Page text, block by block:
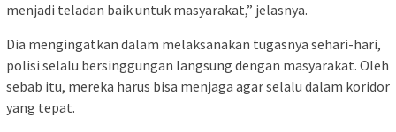
menjadi teladan baik untuk masyarakat,” jelasnya.
Dia mengingatkan dalam melaksanakan tugasnya sehari-hari,
polisi selalu bersinggungan langsung dengan masyarakat. Oleh
sebab itu, mereka harus bisa menjaga agar selalu dalam koridor
yang tepat.